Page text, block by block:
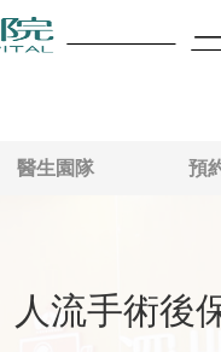
醫生園隊 預
人流手術後